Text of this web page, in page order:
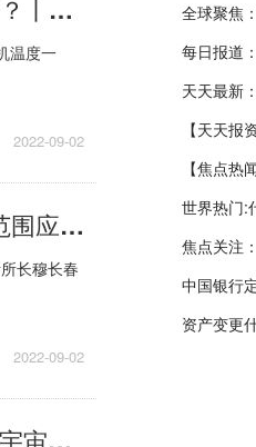
重点聚焦!8款手机不降亮度挑战，谁才是偷光大师？丨补充一点vol.8凤凰网科技
温度一
2022-09-02
天天快讯:穆长春：数字人民币智能合约将在更大范围应用场景加速落地
长穆长春
2022-09-02
全球聚焦
每日报道
天天最新
【天天报
【焦点热
世界热门:
焦点关注
中国银行
资产变更